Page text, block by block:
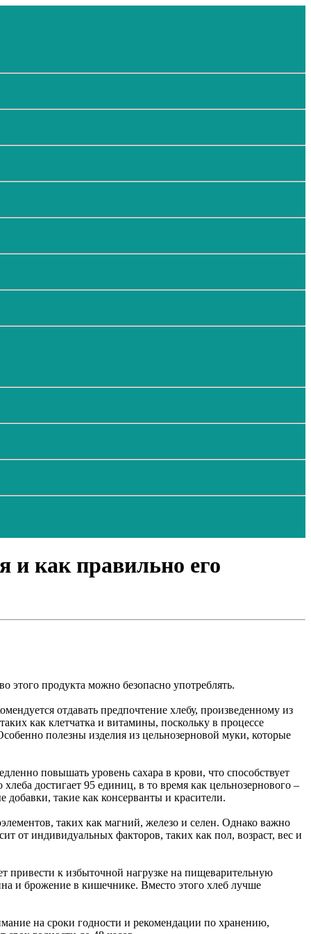
и как правильно его
этого продукта можно безопасно употреблять.
отдавать предпочтение хлебу, произведенному из
как клетчатка и витамины, поскольку в процессе
полезны изделия из цельнозерновой муки, которые
повышать уровень сахара в крови, что способствует
достигает 95 единиц, в то время как цельнозернового –
такие как консерванты и красители.
таких как магний, железо и селен. Однако важно
от индивидуальных факторов, таких как пол, возраст, вес и
привести к избыточной нагрузке на пищеварительную
и брожение в кишечнике. Вместо этого хлеб лучше
на сроки годности и рекомендации по хранению,